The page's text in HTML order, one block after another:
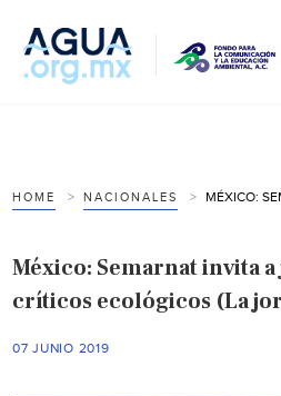
HOME NACIONALES
México: Semarnat invita a
críticos ecológicos (La
07 JUNIO 2019